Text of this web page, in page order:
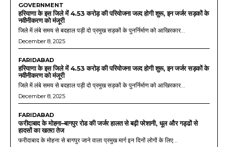
GOVERNMENT
हरियाणा के इस जिले में 4.53 करोड़ की परियोजना जल्द होगी शुरू, इन जर्जर सड़कों के
नवीनीकरण को मंजूरी
जिले में लंबे समय से बदहाल पड़ी दो प्रमुख सड़कों के पुनर्निर्माण को आखिरकार...
December 8, 2025
FARIDABAD
हरियाणा के इस जिले में 4.53 करोड़ की परियोजना जल्द होगी शुरू, इन जर्जर सड़कों के
नवीनीकरण को मंजूरी
जिले में लंबे समय से बदहाल पड़ी दो प्रमुख सड़कों के पुनर्निर्माण को आखिरकार...
December 8, 2025
FARIDABAD
फरीदाबाद के मोहना–बागपुर रोड की जर्जर हालत से बढ़ी परेशानी, धूल और गड्ढों से
हादसों का खतरा तेज
फरीदाबाद के मोहना से बागपुर जाने वाला प्रमुख मार्ग इन दिनों लोगों के लिए...